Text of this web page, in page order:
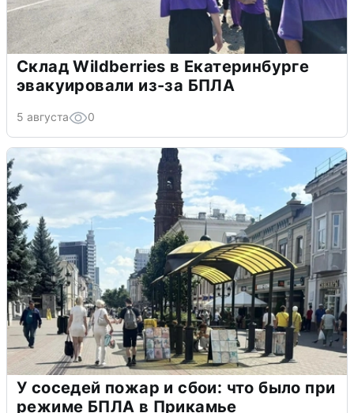
Склад Wildberries в Екатеринбурге
эвакуировали из-за БПЛА
5 августа 0
У соседей пожар и сбои: что было при
режиме БПЛА в Прикамье